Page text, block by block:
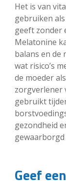
Het is van
gebruiken
geeft zonder
Melatonine
balans en de
wat risico’s
de moeder
zorgverlener
gebruikt
gezondheid
gewaarborgd
Geef